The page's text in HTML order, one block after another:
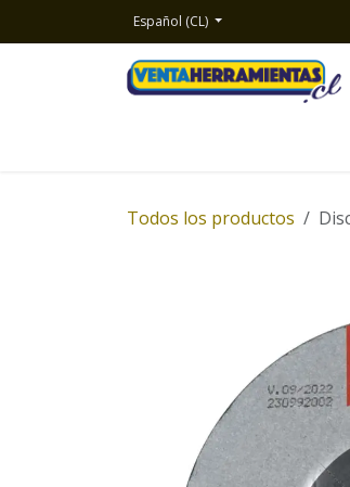
Español (CL)
Todos los productos